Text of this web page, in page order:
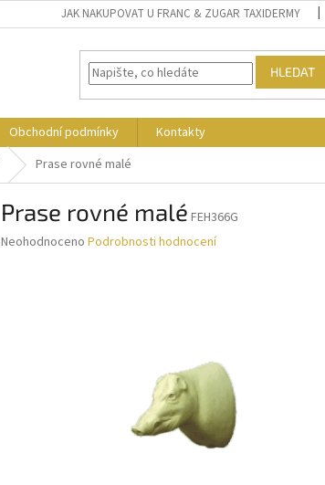
JAK NAKUPOVAT U FRANC & ZUGAR TAXIDERMY
HLEDAT
Obchodní podmínky
Kontakty
Prase rovné malé
Prase rovné malé FEH366G
Průměrné
Neohodnoceno Podrobnosti hodnocení